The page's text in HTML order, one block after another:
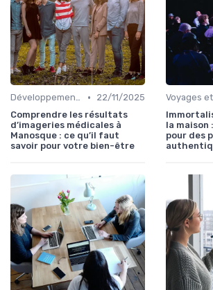
Développement Durable et Bien-être •
22/11/2025
Comprendre les résultats
d’imageries médicales à
Manosque : ce qu’il faut
savoir pour votre bien-être
la
pour des